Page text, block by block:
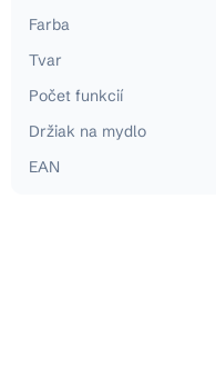
Farba
Tvar
Počet funkcií
Držiak na mydlo
EAN